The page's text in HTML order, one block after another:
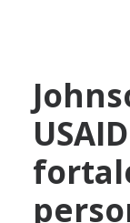
PROPÓSITO
PROYECTOS
ASOCIADOS
CONTACTO